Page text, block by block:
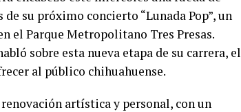
su próximo concierto “Lunada Pop”, un
el Parque Metropolitano Tres Presas.
sobre esta nueva etapa de su carrera, el
al público chihuahuense.
artística y personal, con un